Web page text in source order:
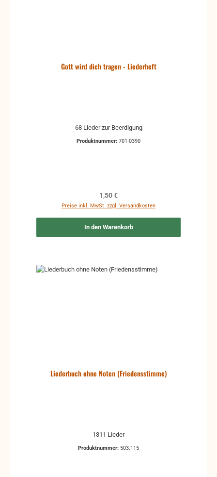
Gott wird dich tragen - Liederheft
68 Lieder zur Beerdigung
Produktnummer: 701-0390
Regulärer Preis:
1,50 €
Preise inkl. MwSt. zzgl. Versandkosten
In den Warenkorb
Liederbuch ohne Noten (Friedensstimme)
1311 Lieder
Produktnummer: 503.115